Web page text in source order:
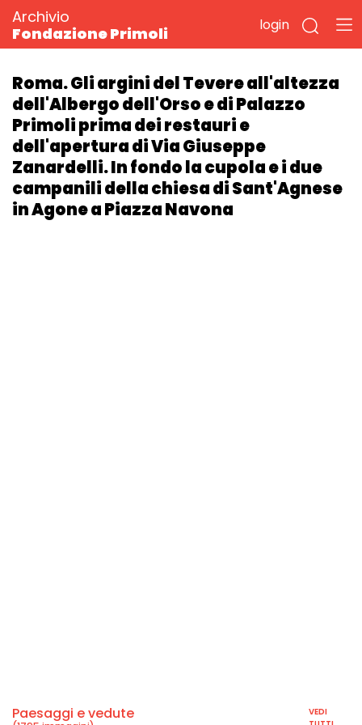
Archivio
Fondazione Primoli
login
Roma. Gli argini del Tevere all'altezza
dell'Albergo dell'Orso e di Palazzo
Primoli prima dei restauri e
dell'apertura di Via Giuseppe
Zanardelli. In fondo la cupola e i due
campanili della chiesa di Sant'Agnese
in Agone a Piazza Navona
Paesaggi e vedute
VEDI